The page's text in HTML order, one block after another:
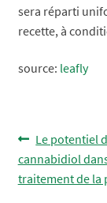
sera réparti
recette, à
source: leafly
de
Article
précédent :
Le potentiel
cannabidiol
traitement de la